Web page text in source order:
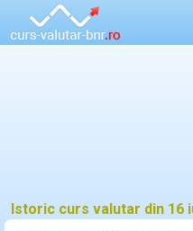
Istoric curs valutar din 16